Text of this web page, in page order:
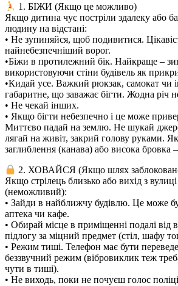
1. БІЖИ (Якщо це можливо)
Якщо дитина чує постріли здалеку або
людину на відстані:
• Не зупиняйся, щоб подивитися.
найнебезпечніший ворог.
•Біжи в протилежний бік. Найкраще –
використовуючи стіни будівель як
•Кидай усе. Важкий рюкзак, самокат чи
габаритне, що заважає бігти. Жодна річ
• Не чекай інших.
• Якщо бігти небезпечно і це може
Миттєво падай на землю. Не шукай
лягай на живіт, закрий голову руками.
заглиблення (канава) або висока бровка
2. ХОВАЙСЯ (Якщо шлях
Якщо стрілець близько або вихід з
(неможливий):
• Зайди в найближчу будівлю. Це може
аптека чи кафе.
• Обирай місце в приміщенні подалі від
підлогу за міцний предмет (стіл, шафу
• Режим тиші. Телефон має бути
беззвучний режим (вібровиклик теж
чути в тиші).
• Не виходь, поки не почуєш голос